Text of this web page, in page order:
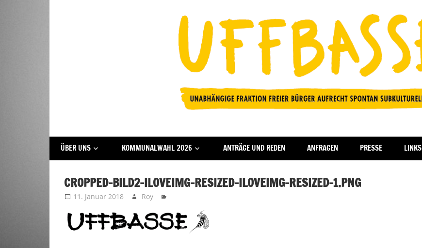
UFFBASSE!
Darmstadt
ÜBER UNS KOMMUNALWAHL 2026 ANTRÄGE UND REDEN ANFRAGEN PRESSE LINKS
CROPPED-BILD2-ILOVEIMG-RESIZED-ILOVEIMG-RESIZED-1.PNG
11. Januar 2018 Roy